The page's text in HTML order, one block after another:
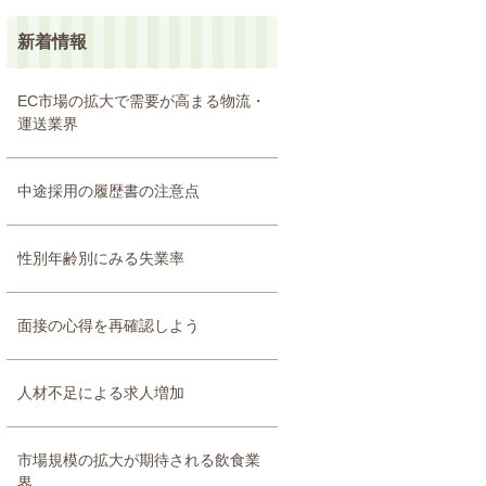
新着情報
EC市場の拡大で需要が高まる物流・
運送業界
中途採用の履歴書の注意点
性別年齢別にみる失業率
面接の心得を再確認しよう
人材不足による求人増加
市場規模の拡大が期待される飲食業